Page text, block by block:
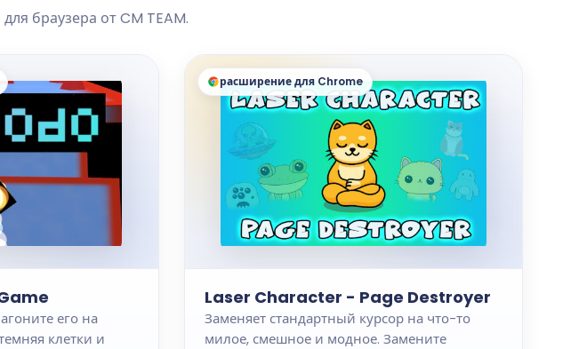
браузера от CM TEAM.
его на
клетки и
расширение для Chrome
Laser Character - Page Destroyer
Заменяет стандартный курсор на что-то
милое, смешное и модное. Замените